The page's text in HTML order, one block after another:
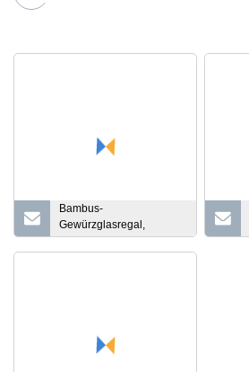
Bambus-
Gewürzglasregal,
Schubladen-Organizer, 3